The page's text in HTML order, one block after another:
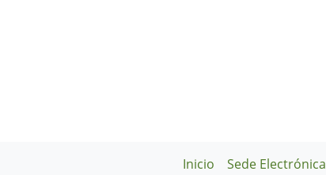
Inicio Sede Electrónica